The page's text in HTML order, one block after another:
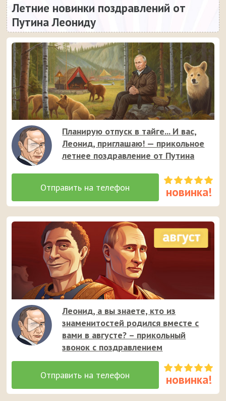
Летние новинки поздравлений от
Путина Леониду
Планирую отпуск в тайге... И вас,
Леонид, приглашаю! — прикольное
летнее поздравление от Путина
Леонид, а вы знаете, кто из
знаменитостей родился вместе с
вами в августе? – прикольный
звонок с поздравлением